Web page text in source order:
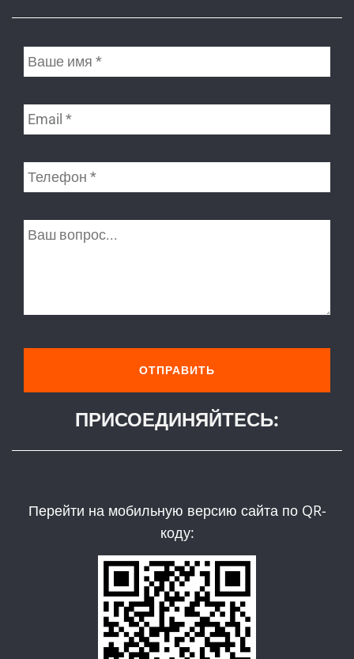
ПРИСОЕДИНЯЙТЕСЬ:
Перейти на мобильную версию сайта по QR-
коду: